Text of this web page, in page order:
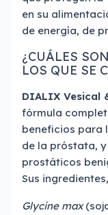
en su
de energía, de
¿CUÁLES
LOS QUE SE
DIALIX Vesical
fórmula
beneficios para
de la próstata,
prostáticos
Sus
Glycine max